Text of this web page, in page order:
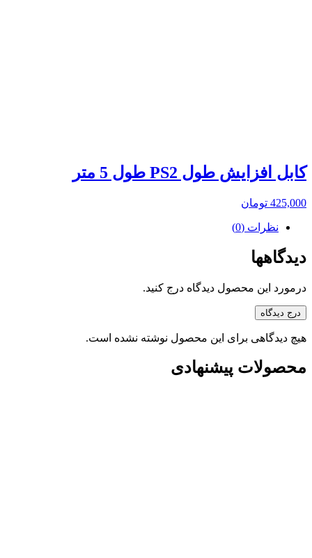
کابل افزایش طول PS2 طول 5 متر
425,000 تومان
نظرات (0)
دیدگاهها
درمورد این محصول دیدگاه درج کنید.
درج دیدگاه
هیچ دیدگاهی برای این محصول نوشته نشده است.
محصولات پیشنهادی